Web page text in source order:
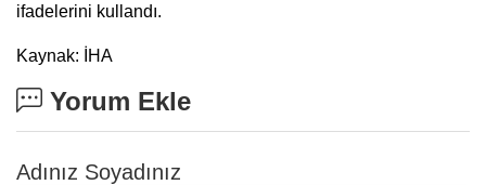
ifadelerini kullandı.
Kaynak: İHA
Yorum Ekle
Adınız Soyadınız